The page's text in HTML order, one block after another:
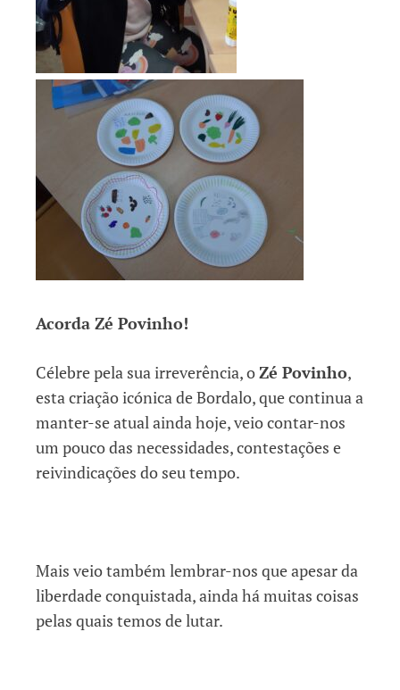
Acorda Zé Povinho!
Célebre pela sua irreverência, oZé Povinho,
esta criação icónica de Bordalo, que continua a
manter-se atual ainda hoje, veio contar-nos
um pouco das necessidades, contestações e
reivindicações do seu tempo.
Mais veio também lembrar-nos que apesar da
liberdade conquistada, ainda há muitas coisas
pelas quais temos de lutar.